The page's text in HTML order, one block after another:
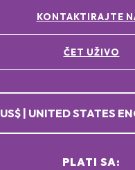
KONTAKTIRAJTE
ČET UŽIVO
US$ | UNITED STATES
PLATI SA: